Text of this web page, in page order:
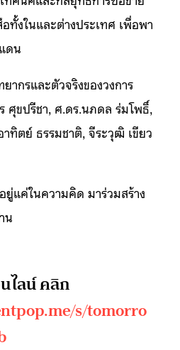
ทั้งในและต่างประเทศ เพื่อพา
ดน
ากรและตัวจริงของวงการ
ศุขปรีชา, ศ.ดร.นภดล ร่มโพธิ์,
ทิตย์ ธรรมชาติ, จีระวุฒิ เขียว
ยู่แค่ในความคิด มาร่วมสร้าง
น
ไลน์ คลิก
s/tomorro